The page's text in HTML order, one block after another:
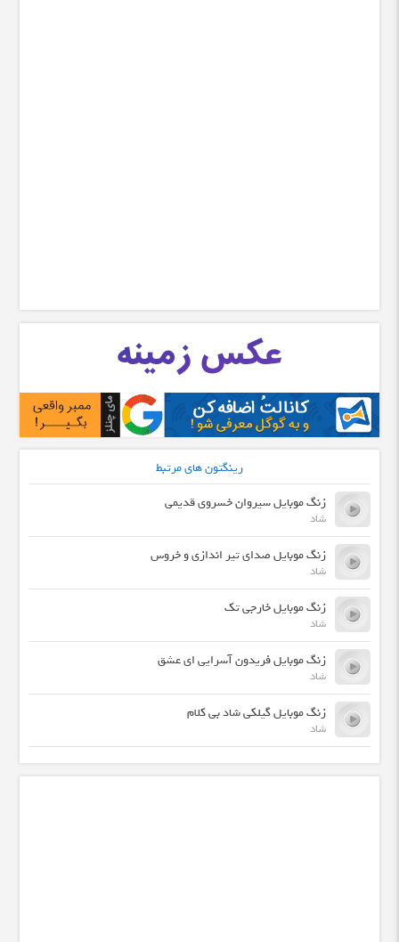
رینگتون های مرتبط
زنگ موبایل سیروان خسروی قدیمی
شاد
زنگ موبایل صدای تیر اندازی و خروس
شاد
زنگ موبایل خارجی تک
شاد
زنگ موبایل فریدون آسرایی ای عشق
شاد
زنگ موبایل گیلکی شاد بی کلام
شاد